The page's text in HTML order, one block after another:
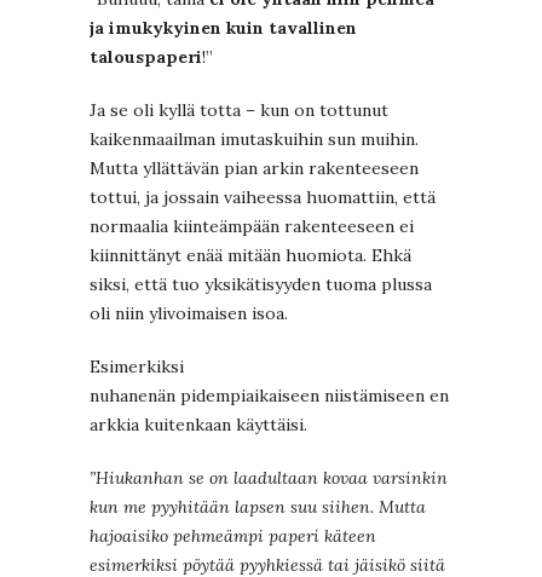
ja imukykyinen kuin tavallinen
talouspaperi!”
Ja se oli kyllä totta – kun on tottunut
kaikenmaailman imutaskuihin sun muihin.
Mutta yllättävän pian arkin rakenteeseen
tottui, ja jossain vaiheessa huomattiin, että
normaalia kiinteämpään rakenteeseen ei
kiinnittänyt enää mitään huomiota. Ehkä
siksi, että tuo yksikätisyyden tuoma plussa
oli niin ylivoimaisen isoa.
Esimerkiksi
nuhanenän pidempiaikaiseen niistämiseen en
arkkia kuitenkaan käyttäisi.
”Hiukanhan se on laadultaan kovaa varsinkin
kun me pyyhitään lapsen suu siihen. Mutta
hajoaisiko pehmeämpi paperi käteen
esimerkiksi pöytää pyyhkiessä tai jäisikö siitä